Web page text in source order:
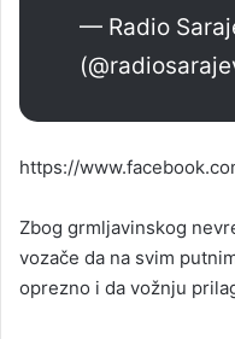
— Radio
https://
Zbog grmljavinskog
vozače da na svim
oprezno i da vožnju